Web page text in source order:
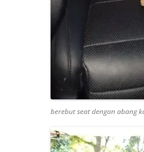
berebut seat dengan abang